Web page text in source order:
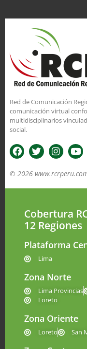
Red de Comunicación
comunicación virtual
multidisciplinarios
social.
© 2026
Cobertura
12 Regiones
Plataforma
Lima
Zona Norte
Lima Provincias
Loreto
Zona Oriente
Loreto San